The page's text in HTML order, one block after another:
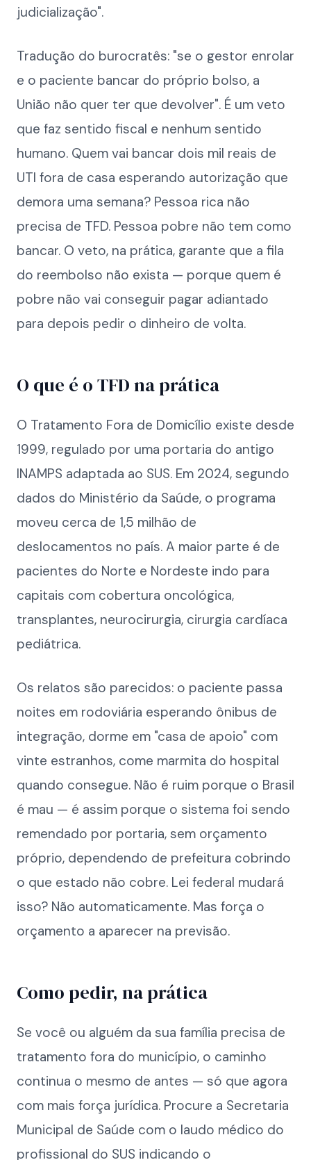
judicialização".
Tradução do burocratês: "se o gestor enrolar
e o paciente bancar do próprio bolso, a
União não quer ter que devolver". É um veto
que faz sentido fiscal e nenhum sentido
humano. Quem vai bancar dois mil reais de
UTI fora de casa esperando autorização que
demora uma semana? Pessoa rica não
precisa de TFD. Pessoa pobre não tem como
bancar. O veto, na prática, garante que a fila
do reembolso não exista — porque quem é
pobre não vai conseguir pagar adiantado
para depois pedir o dinheiro de volta.
O que é o TFD na prática
O Tratamento Fora de Domicílio existe desde
1999, regulado por uma portaria do antigo
INAMPS adaptada ao SUS. Em 2024, segundo
dados do Ministério da Saúde, o programa
moveu cerca de 1,5 milhão de
deslocamentos no país. A maior parte é de
pacientes do Norte e Nordeste indo para
capitais com cobertura oncológica,
transplantes, neurocirurgia, cirurgia cardíaca
pediátrica.
Os relatos são parecidos: o paciente passa
noites em rodoviária esperando ônibus de
integração, dorme em "casa de apoio" com
vinte estranhos, come marmita do hospital
quando consegue. Não é ruim porque o Brasil
é mau — é assim porque o sistema foi sendo
remendado por portaria, sem orçamento
próprio, dependendo de prefeitura cobrindo
o que estado não cobre. Lei federal mudará
isso? Não automaticamente. Mas força o
orçamento a aparecer na previsão.
Como pedir, na prática
Se você ou alguém da sua família precisa de
tratamento fora do município, o caminho
continua o mesmo de antes — só que agora
com mais força jurídica. Procure a Secretaria
Municipal de Saúde com o laudo médico do
profissional do SUS indicando o